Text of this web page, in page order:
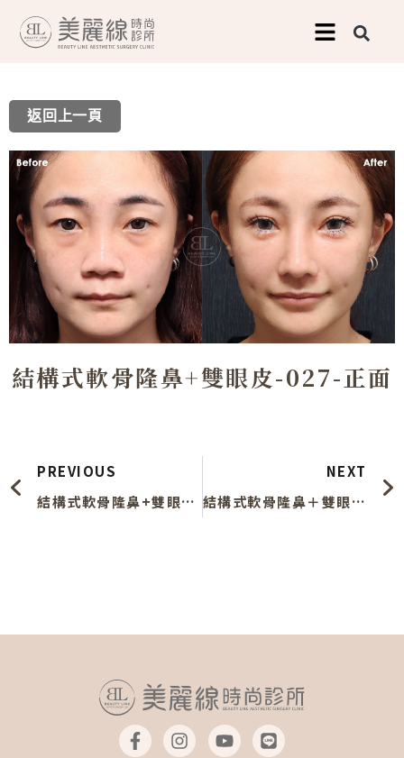
要
內
容
返回上一頁
結構式軟骨隆鼻+雙眼皮-027-正面
PREVIOUS
結構式軟骨隆鼻+雙眼皮-027-45度
NEXT
結構式軟骨隆鼻＋雙眼皮-027-側面
F
a
I
n
Y
o
L
i